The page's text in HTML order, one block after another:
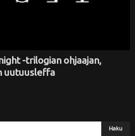
-trilogian ohjaajan,
uutuusleffa